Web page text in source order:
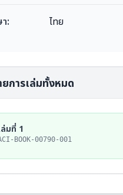
: ไทย
ยการเล่มทั้งหมด
ล่มที่ 1
BOOK-00790-001